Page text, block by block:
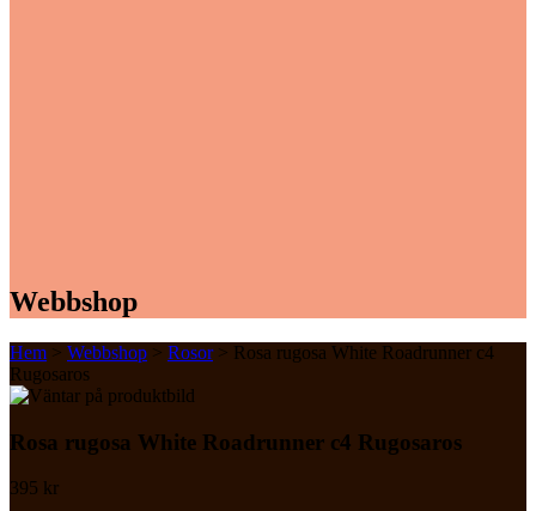
Webbshop
Hem > Webbshop > Rosor> Rosa rugosa White Roadrunner c4
Rugosaros
Rosa rugosa White Roadrunner c4 Rugosaros
395 kr